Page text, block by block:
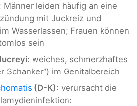
Männer leiden häufig an eine
mit Juckreiz und
Wasserlassen; Frauen können
sein
weiches, schmerzhaftes
Schanker”) im Genitalbereich
(D-K): verursacht die